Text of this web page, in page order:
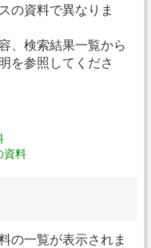
の資料で異なりま
、検索結果一覧から
を参照してくださ
資料
の一覧が表示されま